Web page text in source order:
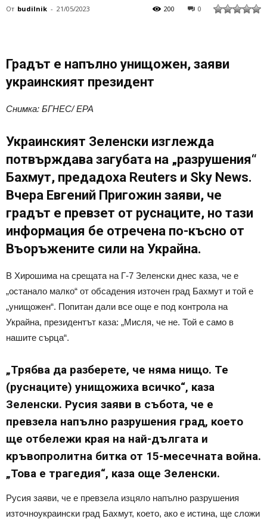
От budilnik - 21/05/2023 0
200
Градът е напълно унищожен, заяви
украинският президент
Снимка: БГНЕС/ EPA
Украинският Зеленски изглежда
потвърждава загубата на „разрушения“
Бахмут, предадоха Reuters и Sky News.
Вчера Евгений Пригожин заяви, че
градът е превзет от руснаците, но тази
информация бе отречена по-късно от
Въоръжените сили на Украйна.
В Хирошима на срещата на Г-7 Зеленски днес каза, че е
„останало малко“ от обсадения източен град Бахмут и той е
„унищожен“. Попитан дали все още е под контрола на
Украйна, президентът каза: „Мисля, че не. Той е само в
нашите сърца“.
„Трябва да разберете, че няма нищо. Те
(руснаците) унищожиха всичко“, каза
Зеленски. Русия заяви в събота, че е
превзела напълно разрушения град, което
ще отбележи края на най-дългата и
кръвопролитна битка от 15-месечната война.
„Това е трагедия“, каза още Зеленски.
Русия заяви, че е превзела изцяло напълно разрушения
източноукраински град Бахмут, което, ако е истина, ще сложи